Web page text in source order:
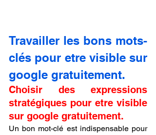
Travailler les bons mots-
clés pour etre visible sur
google gratuitement.
Choisir des expressions
stratégiques pour etre visible
sur google gratuitement.
Un bon mot-clé est indispensable pour